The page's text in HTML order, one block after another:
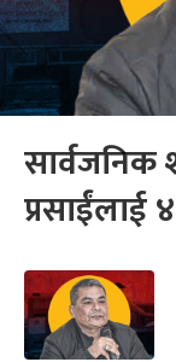
सार्वजनिक
प्रसाईंलाई